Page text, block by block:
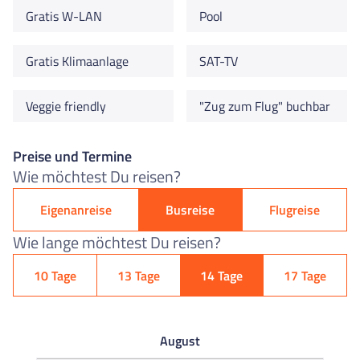
Gratis W-LAN Pool
Gratis Klimaanlage SAT-TV
Veggie friendly "Zug zum Flug" buchbar
Preise und Termine
Wie möchtest Du reisen?
Eigenanreise Busreise Flugreise
Wie lange möchtest Du reisen?
10 Tage 13 Tage 14 Tage 17 Tage
August